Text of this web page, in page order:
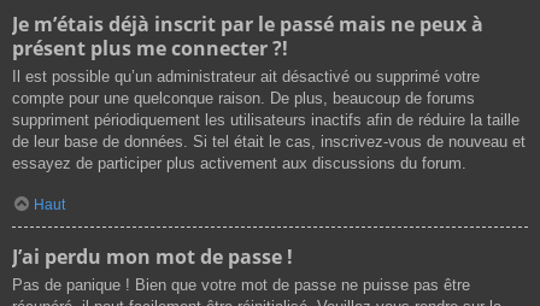
Je m’étais déjà inscrit par le passé mais ne peux à
présent plus me connecter ?!
Il est possible qu’un administrateur ait désactivé ou supprimé votre
compte pour une quelconque raison. De plus, beaucoup de forums
suppriment périodiquement les utilisateurs inactifs afin de réduire la taille
de leur base de données. Si tel était le cas, inscrivez-vous de nouveau et
essayez de participer plus activement aux discussions du forum.
Haut
J’ai perdu mon mot de passe !
Pas de panique ! Bien que votre mot de passe ne puisse pas être